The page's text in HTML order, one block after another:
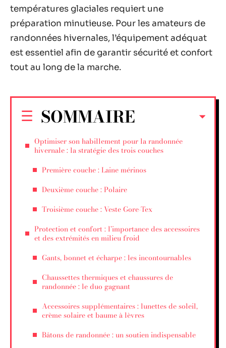
températures glaciales requiert une
préparation minutieuse. Pour les amateurs de
randonnées hivernales, l’équipement adéquat
est essentiel afin de garantir sécurité et confort
tout au long de la marche.
SOMMAIRE
Optimiser son habillement pour la randonnée
hivernale : la stratégie des trois couches
Première couche : Laine mérinos
Deuxième couche : Polaire
Troisième couche : Veste Gore-Tex
Protection et confort : l’importance des accessoires
et des extrémités en milieu froid
Gants, bonnet et écharpe : les incontournables
Chaussettes thermiques et chaussures de
randonnée : le duo gagnant
Accessoires supplémentaires : lunettes de soleil,
crème solaire et baume à lèvres
Bâtons de randonnée : un soutien indispensable